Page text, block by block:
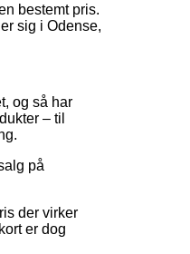
bestemt pris.
sig i Odense,
og så har
– til
på
der virker
er dog